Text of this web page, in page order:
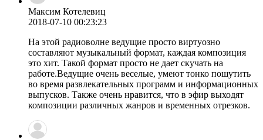
Максим Котелевиц
2018-07-10 00:23:23
На этой радиоволне ведущие просто виртуозно
составляют музыкальный формат, каждая композиция
это хит. Такой формат просто не дает скучать на
работе.Ведущие очень веселые, умеют тонко пошутить
во время развлекательных программ и информационных
выпусков. Также очень нравится, что в эфир выходят
композиции различных жанров и временных отрезков.